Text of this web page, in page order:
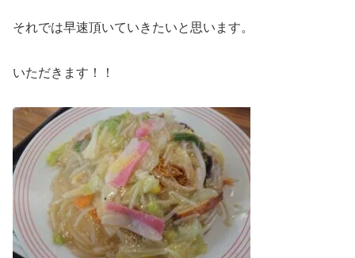
それでは早速頂いていきたいと思います。
いただきます！！